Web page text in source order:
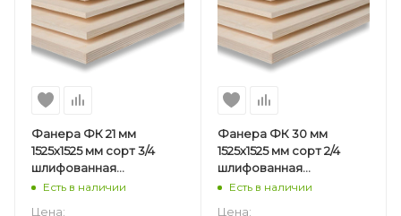
Фанера ФК 21 мм
1525х1525 мм сорт 3/4
шлифованная
березовая
Есть в наличии
Цена:
Фанера ФК 30 мм
1525х1525 мм сорт 2/4
шлифованная
березовая
Есть в наличии
Цена: